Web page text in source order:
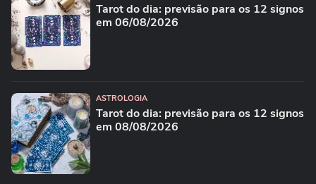
Tarot do dia: previsão para os 12 signos
em 06/08/2026
ASTROLOGIA
Tarot do dia: previsão para os 12 signos
em 08/08/2026